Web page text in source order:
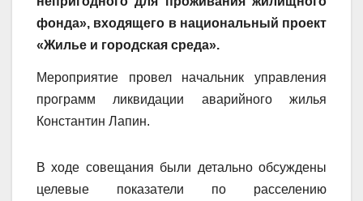
фонда», входящего в национальный проект
«Жилье и городская среда».
Мероприятие провел начальник управления
программ ликвидации аварийного жилья
Константин Лапин.
В ходе совещания были детально обсуждены
целевые показатели по расселению